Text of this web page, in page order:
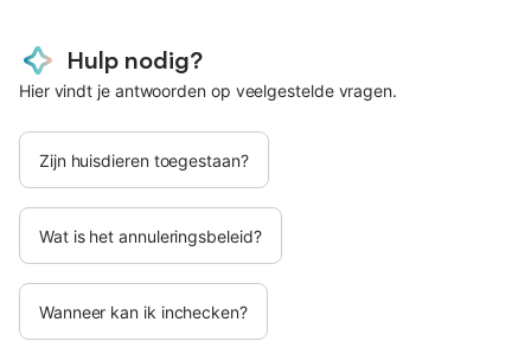
Hulp nodig?
Hier vindt je antwoorden op veelgestelde vragen.
Zijn huisdieren toegestaan?
Wat is het annuleringsbeleid?
Wanneer kan ik inchecken?